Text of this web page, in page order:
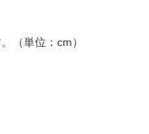
（単位：cm）